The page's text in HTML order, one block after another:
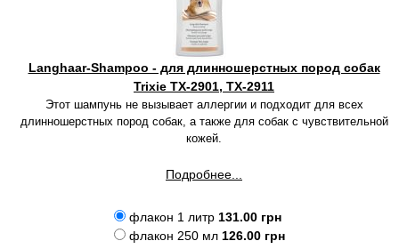
Langhaar-Shampoo - для длинношерстных пород собак
Trixie TX-2901, TX-2911
Этот шампунь не вызывает аллергии и подходит для всех
длинношерстных пород собак, а также для собак с чувствительной
кожей.
Подробнее...
флакон 1 литр 131.00 грн
флакон 250 мл 126.00 грн